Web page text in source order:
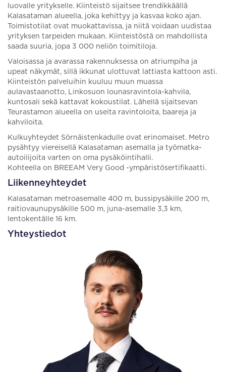
luovalle yritykselle. Kiinteistö sijaitsee trendikkäällä
Kalasataman alueella, joka kehittyy ja kasvaa koko ajan.
Toimistotilat ovat muokattavissa, ja niitä voidaan uudistaa
yrityksen tarpeiden mukaan. Kiinteistöstä on mahdollista
saada suuria, jopa 3 000 neliön toimitiloja.
Valoisassa ja avarassa rakennuksessa on atriumpiha ja
upeat näkymät, sillä ikkunat ulottuvat lattiasta kattoon asti.
Kiinteistön palveluihin kuuluu muun muassa
aulavastaanotto, Linkosuon lounasravintola-kahvila,
kuntosali sekä kattavat kokoustilat. Lähellä sijaitsevan
Teurastamon alueella on useita ravintoloita, baareja ja
kahviloita.
Kulkuyhteydet Sörnäistenkadulle ovat erinomaiset. Metro
pysähtyy viereisellä Kalasataman asemalla ja työmatka-
autoilijoita varten on oma pysäköintihalli.
Kohteella on BREEAM Very Good -ympäristösertifikaatti.
Liikenneyhteydet
Kalasataman metroasemalle 400 m, bussipysäkille 200 m,
raitiovaunupysäkille 500 m, juna-asemalle 3,3 km,
lentokentälle 16 km.
Yhteystiedot